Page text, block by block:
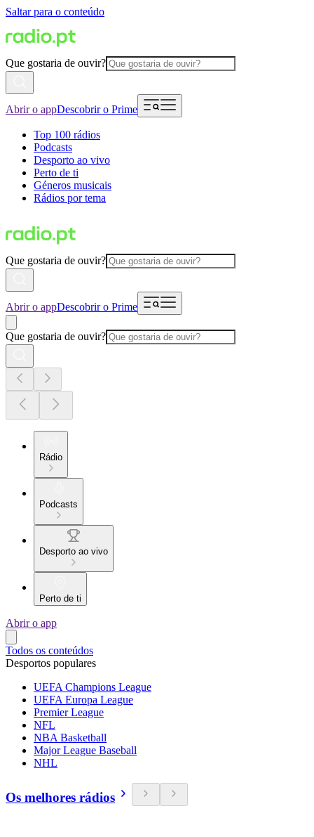
Saltar para o conteúdo
Que gostaria de ouvir?
Abrir o appDescobrir o Prime
Top 100 rádios
Podcasts
Desporto ao vivo
Perto de ti
Géneros musicais
Rádios por tema
Que gostaria de ouvir?
Abrir o appDescobrir o Prime
Que gostaria de ouvir?
Rádio
Podcasts
Desporto ao vivo
Perto de ti
Abrir o app
Todos os conteúdos
Desportos populares
UEFA Champions League
UEFA Europa League
Premier League
NFL
NBA Basketball
Major League Baseball
NHL
Os melhores rádios